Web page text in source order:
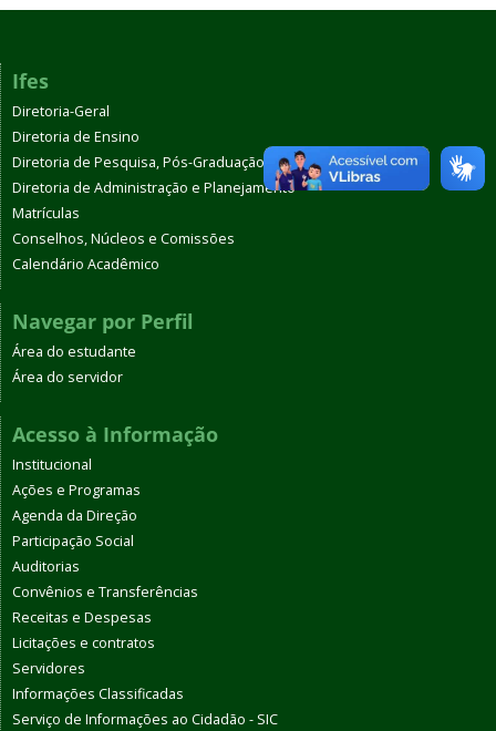
Ifes
Diretoria-Geral
Diretoria de Ensino
Diretoria de Pesquisa, Pós-Graduação e Extensão
Diretoria de Administração e Planejamento
Matrículas
Conselhos, Núcleos e Comissões
Calendário Acadêmico
Navegar por Perfil
Área do estudante
Área do servidor
Acesso à Informação
Institucional
Ações e Programas
Agenda da Direção
Participação Social
Auditorias
Convênios e Transferências
Receitas e Despesas
Licitações e contratos
Servidores
Informações Classificadas
Serviço de Informações ao Cidadão - SIC